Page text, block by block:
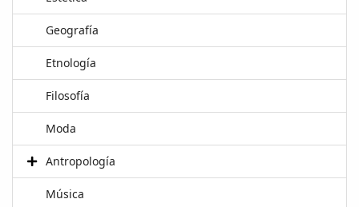
Geografía
Etnología
Filosofía
Moda
Antropología
Música